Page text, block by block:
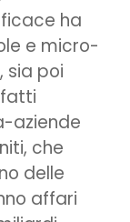
ha
e micro-
sia poi
aziende
che
delle
affari